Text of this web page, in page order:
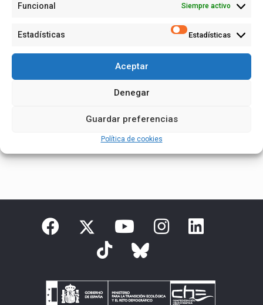
Funcional Siempre activo
Estadísticas Estadísticas
Aceptar
Denegar
Guardar preferencias
Política de cookies
El Proyecto LIFE realiza un intercambio de conocimientos
técnicos con el “Proyecto de gestión de inundaciones
Español